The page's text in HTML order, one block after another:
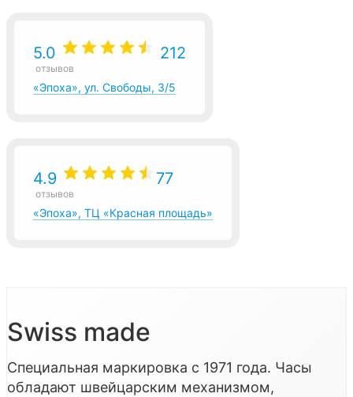
5.0 212
отзывов
«Эпоха», ул. Свободы, 3/5
4.9 77
отзывов
«Эпоха», ТЦ «Красная площадь»
Swiss made
Специальная маркировка с 1971 года. Часы
обладают швейцарским механизмом,